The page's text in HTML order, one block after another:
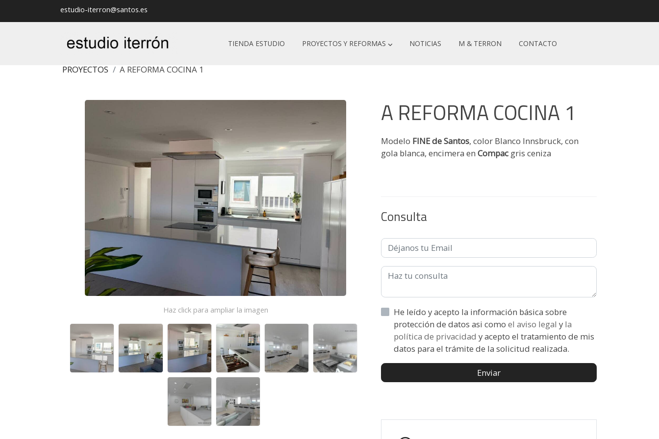
estudio-iterron@santos.es
TIENDA ESTUDIO PROYECTOS Y REFORMAS NOTICIAS M & TERRON CONTACTO
PROYECTOS A REFORMA COCINA 1
Haz click para ampliar la imagen
A REFORMA COCINA 1
Modelo FINE de Santos, color Blanco Innsbruck, con
gola blanca, encimera enCompac gris ceniza
Consulta
He leído y acepto la información básica sobre
protección de datos asi como el aviso legal y la
política de privacidad y acepto el tratamiento de mis
datos para el trámite de la solicitud realizada.
Enviar